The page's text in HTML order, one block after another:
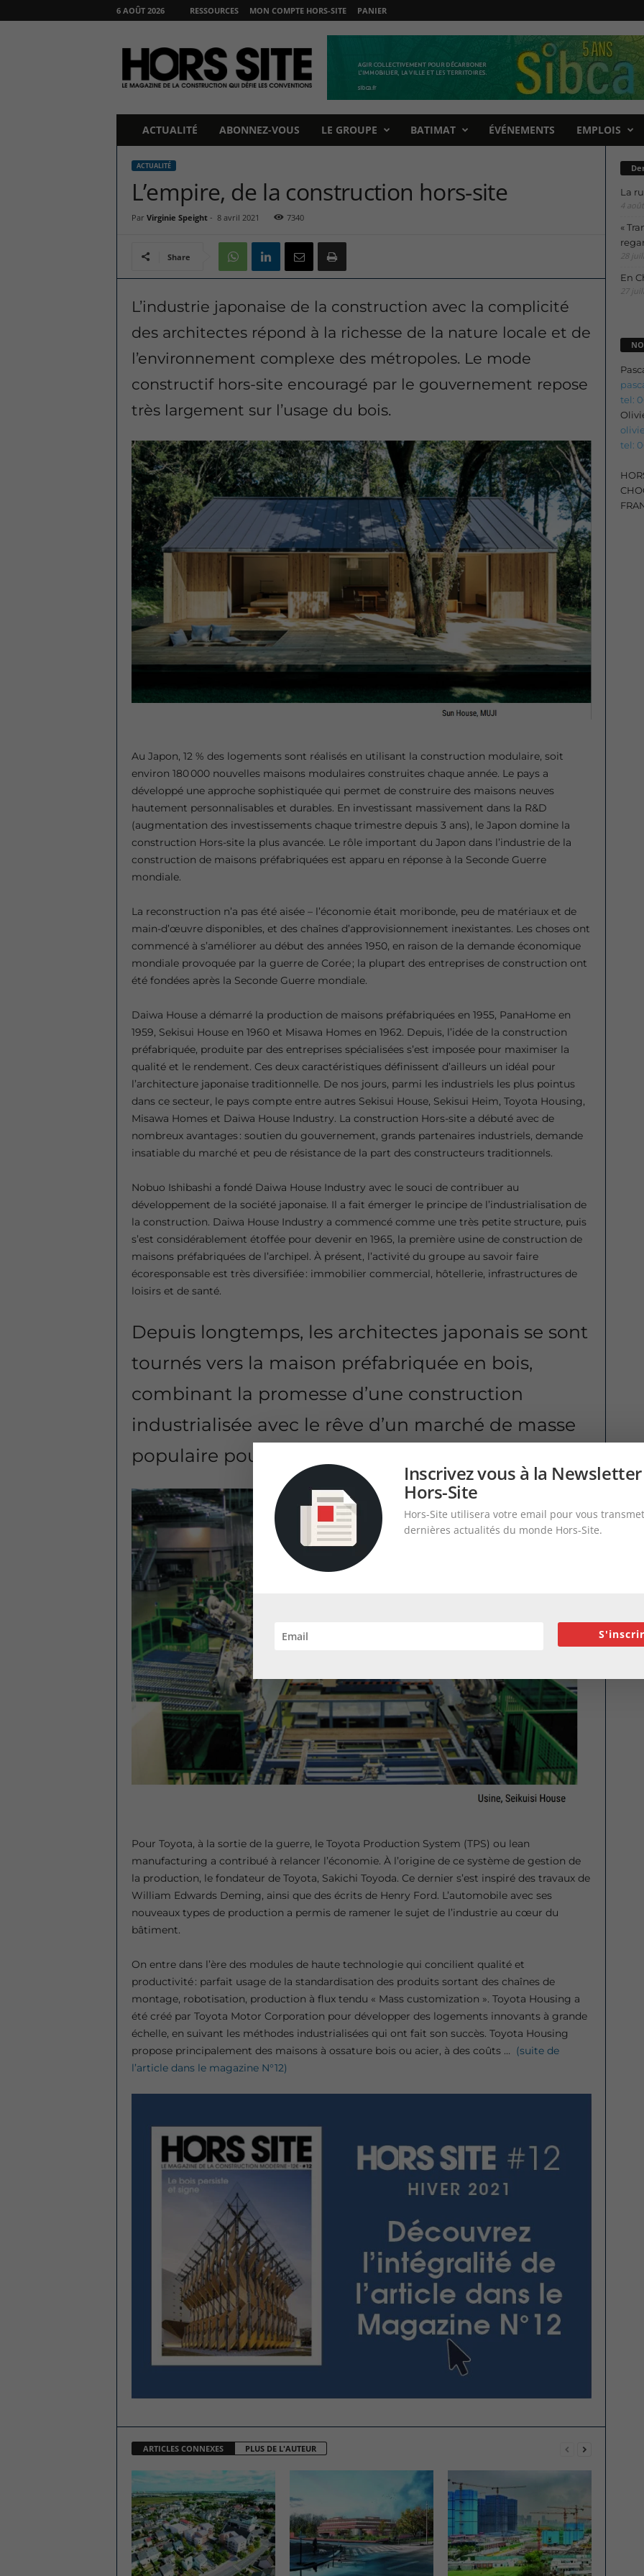
6 AOÛT 2026 RESSOURCES MON COMPTE HORS-SITE PANIER
O
ACTUALITÉ ABONNEZ-VOUS LE GROUPE BATIMAT ÉVÉNEMENTS EMPLOIS
ACTUALITÉ
L’empire, de la construction hors-site
Par Virginie Speight- 8 avril 2021 7340
Share
L’industrie japonaise de la construction avec la complicité
des architectes répond à la richesse de la nature locale et de
l’environnement complexe des métropoles. Le mode
constructif hors-site encouragé par le gouvernement repose
très largement sur l’usage du bois.
Au Japon, 12 % des logements sont réalisés en utilisant la construction modulaire, soit
environ 180 000 nouvelles maisons modulaires construites chaque année. Le pays a
développé une approche sophistiquée qui permet de construire des maisons neuves
hautement personnalisables et durables. En investissant massivement dans la R&D
(augmentation des investissements chaque trimestre depuis 3 ans), le Japon domine la
construction Hors-site la plus avancée. Le rôle important du Japon dans l’industrie de la
construction de maisons préfabriquées est apparu en réponse à la Seconde Guerre
mondiale.
La reconstruction n’a pas été aisée – l’économie était moribonde, peu de matériaux et de
main-d’œuvre disponibles, et des chaînes d’approvisionnement inexistantes. Les choses ont
commencé à s’améliorer au début des années 1950, en raison de la demande économique
mondiale provoquée par la guerre de Corée ; la plupart des entreprises de construction ont
été fondées après la Seconde Guerre mondiale.
Daiwa House a démarré la production de maisons préfabriquées en 1955, PanaHome en
1959, Sekisui House en 1960 et Misawa Homes en 1962. Depuis, l’idée de la construction
préfabriquée, produite par des entreprises spécialisées s’est imposée pour maximiser la
qualité et le rendement. Ces deux caractéristiques définissent d’ailleurs un idéal pour
l’architecture japonaise traditionnelle. De nos jours, parmi les industriels les plus pointus
dans ce secteur, le pays compte entre autres Sekisui House, Sekisui Heim, Toyota Housing,
Misawa Homes et Daiwa House Industry. La construction Hors-site a débuté avec de
nombreux avantages : soutien du gouvernement, grands partenaires industriels, demande
insatiable du marché et peu de résistance de la part des constructeurs traditionnels.
Nobuo Ishibashi a fondé Daiwa House Industry avec le souci de contribuer au
développement de la société japonaise. Il a fait émerger le principe de l’industrialisation de
la construction. Daiwa House Industry a commencé comme une très petite structure, puis
s’est considérablement étoffée pour devenir en 1965, la première usine de construction de
maisons préfabriquées de l’archipel. À présent, l’activité du groupe au savoir faire
écoresponsable est très diversifiée : immobilier commercial, hôtellerie, infrastructures de
loisirs et de santé.
Depuis longtemps, les architectes japonais se sont
tournés vers la maison préfabriquée en bois,
combinant la promesse d’une construction
industrialisée avec le rêve d’un marché de masse
populaire pour l’architecture.
Pour Toyota, à la sortie de la guerre, le Toyota Production System (TPS) ou lean
manufacturing a contribué à relancer l’économie. À l’origine de ce système de gestion de
la production, le fondateur de Toyota, Sakichi Toyoda. Ce dernier s’est inspiré des travaux de
William Edwards Deming, ainsi que des écrits de Henry Ford. L’automobile avec ses
nouveaux types de production a permis de ramener le sujet de l’industrie au cœur du
bâtiment.
On entre dans l’ère des modules de haute technologie qui concilient qualité et
productivité : parfait usage de la standardisation des produits sortant des chaînes de
montage, robotisation, production à flux tendu « Mass customization ». Toyota Housing a
été créé par Toyota Motor Corporation pour développer des logements innovants à grande
échelle, en suivant les méthodes industrialisées qui ont fait son succès. Toyota Housing
propose principalement des maisons à ossature bois ou acier, à des coûts … (suite de
l’article dans le magazine N°12)
ARTICLES CONNEXES PLUS DE L'AUTEUR
La
4
«
28
En
27
tel:
tel:
Inscrivez vous à la Newsletter
Hors-Site
Hors-Site utilisera votre email pour vous
dernières actualités du monde Hors-Site.